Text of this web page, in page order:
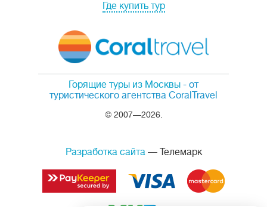
Горящие туры из Москвы - от
туристического агентства CoralTravel
© 2007—2026.
Где купить тур
Разработка сайта— Телемарк